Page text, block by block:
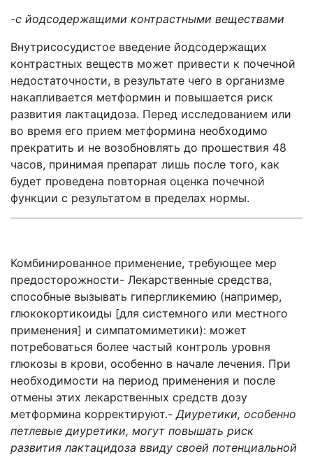
-с йодсодержащими контрастными веществами
Внутрисосудистое введение йодсодержащих
контрастных веществ может привести к почечной
недостаточности, в результате чего в организме
накапливается метформин и повышается риск
развития лактацидоза. Перед исследованием или
во время его прием метформина необходимо
прекратить и не возобновлять до прошествия 48
часов, принимая препарат лишь после того, как
будет проведена повторная оценка почечной
функции с результатом в пределах нормы.
Комбинированное применение, требующее мер
предосторожности- Лекарственные средства,
способные вызывать гипергликемию (например,
глюкокортикоиды [для системного или местного
применения] и симпатомиметики): может
потребоваться более частый контроль уровня
глюкозы в крови, особенно в начале лечения. При
необходимости на период применения и после
отмены этих лекарственных средств дозу
метформина корректируют.-Диуретики, особенно
петлевые диуретики, могут повышать риск
развития лактацидоза ввиду своей потенциальной